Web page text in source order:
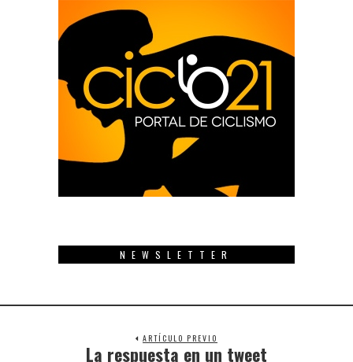
NEWSLETTER
ARTÍCULO PREVIO
Previous
La respuesta en un tweet